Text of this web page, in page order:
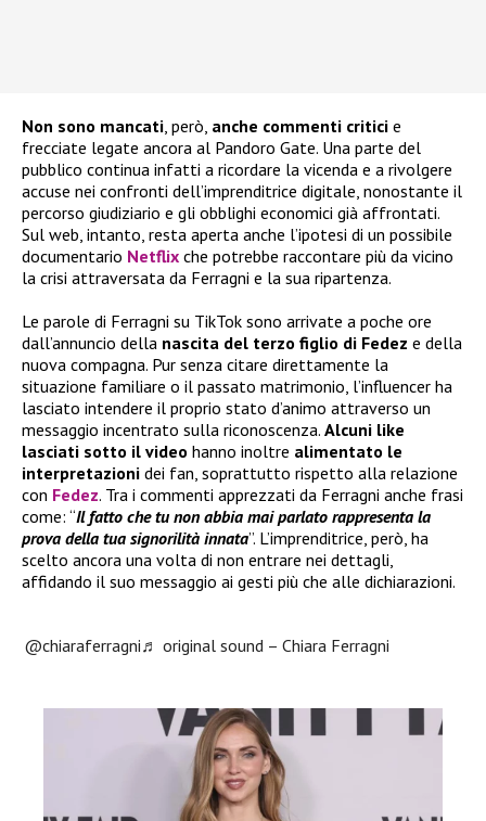
Non sono mancati , però, anche commenti critici e
frecciate legate ancora al Pandoro Gate. Una parte del
pubblico continua infatti a ricordare la vicenda e a rivolgere
accuse nei confronti dell’imprenditrice digitale, nonostante il
percorso giudiziario e gli obblighi economici già affrontati.
Sul web, intanto, resta aperta anche l’ipotesi di un possibile
documentario Netflix che potrebbe raccontare più da vicino
la crisi attraversata da Ferragni e la sua ripartenza.
Le parole di Ferragni su TikTok sono arrivate a poche ore
dall’annuncio della nascita del terzo figlio di Fedez e della
nuova compagna. Pur senza citare direttamente la
situazione familiare o il passato matrimonio, l’influencer ha
lasciato intendere il proprio stato d’animo attraverso un
messaggio incentrato sulla riconoscenza. Alcuni like
lasciati sotto il video hanno inoltre alimentato le
interpretazioni dei fan, soprattutto rispetto alla relazione
con Fedez. Tra i commenti apprezzati da Ferragni anche frasi
come: “Il fatto che tu non abbia mai parlato rappresenta la
prova della tua signorilità innata”. L’imprenditrice, però, ha
scelto ancora una volta di non entrare nei dettagli,
affidando il suo messaggio ai gesti più che alle dichiarazioni.
@chiaraferragni♬ original sound – Chiara Ferragni